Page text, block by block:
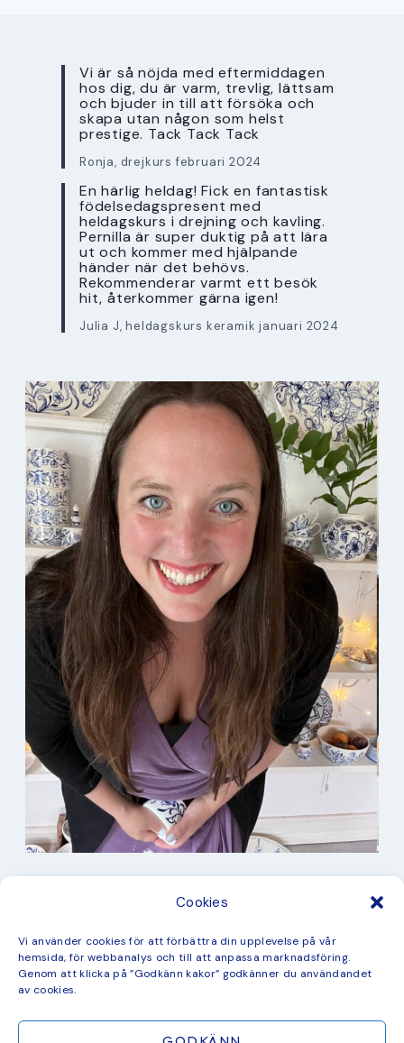
Cookies
Vi använder cookies för att förbättra din upplevelse på vår
hemsida, för webbanalys och till att anpassa marknadsföring.
Genom att klicka på ”Godkänn kakor” godkänner du användandet
av cookies.
Vi är så nöjda med eftermiddagen
hos dig, du är varm, trevlig, lättsam
och bjuder in till att försöka och
skapa utan någon som helst
prestige. Tack Tack Tack
Ronja, drejkurs februari 2024
En härlig heldag! Fick en fantastisk
födelsedagspresent med
heldagskurs i drejning och kavling.
Pernilla är super duktig på att lära
ut och kommer med hjälpande
händer när det behövs.
Rekommenderar varmt ett besök
hit, återkommer gärna igen!
Julia J, heldagskurs keramik januari 2024
Kurser
Måleri
mina favorit recept
Mönster